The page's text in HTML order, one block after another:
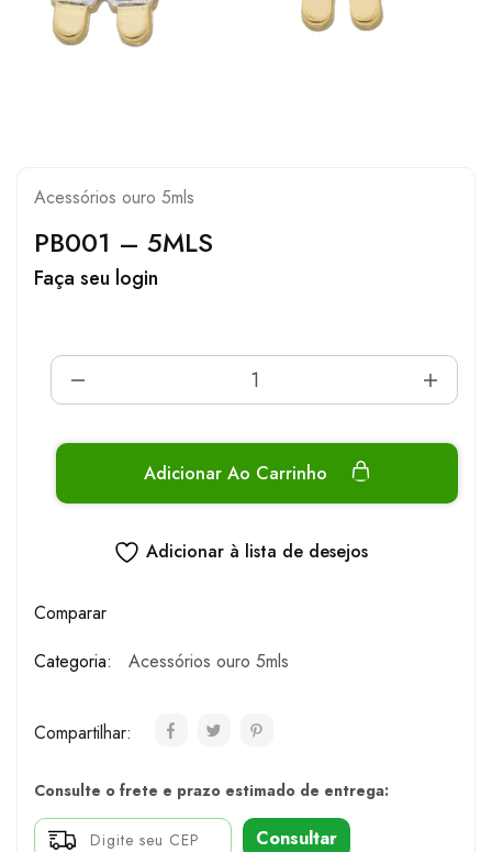
Acessórios ouro 5mls
PB001 – 5MLS
Faça seu login
Adicionar Ao Carrinho
Adicionar à lista de desejos
Comparar
Categoria:
Acessórios ouro 5mls
Compartilhar:
Consulte o frete e prazo estimado de entrega:
Consultar